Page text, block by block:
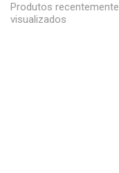
Produtos recentemente
visualizados